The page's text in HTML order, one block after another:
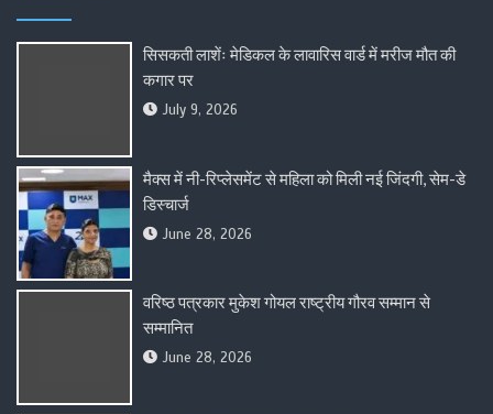
सिसकती लाशेंः मेडिकल के लावारिस वार्ड में मरीज मौत की
कगार पर
July 9, 2026
मैक्स में नी-रिप्लेसमेंट से महिला को मिली नई जिंदगी, सेम-डे
डिस्चार्ज
June 28, 2026
वरिष्ठ पत्रकार मुकेश गोयल राष्ट्रीय गौरव सम्मान से
सम्मानित
June 28, 2026